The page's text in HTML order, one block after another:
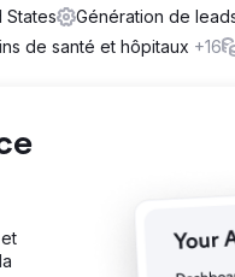
client a déclaré un chiffre
States
Génération de
de santé et hôpitaux +16